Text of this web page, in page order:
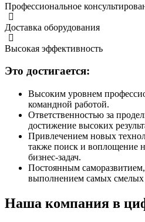
Профессиональное
Доставка оборудования
Высокая эффективность
Это достигается:
Высоким уровнем
командной работой.
Ответственностью за
достижение высоких
Привлечением новых
также поиск и воплощение
бизнес-задач.
Постоянным
выполнением самых смелых
Наша компания в